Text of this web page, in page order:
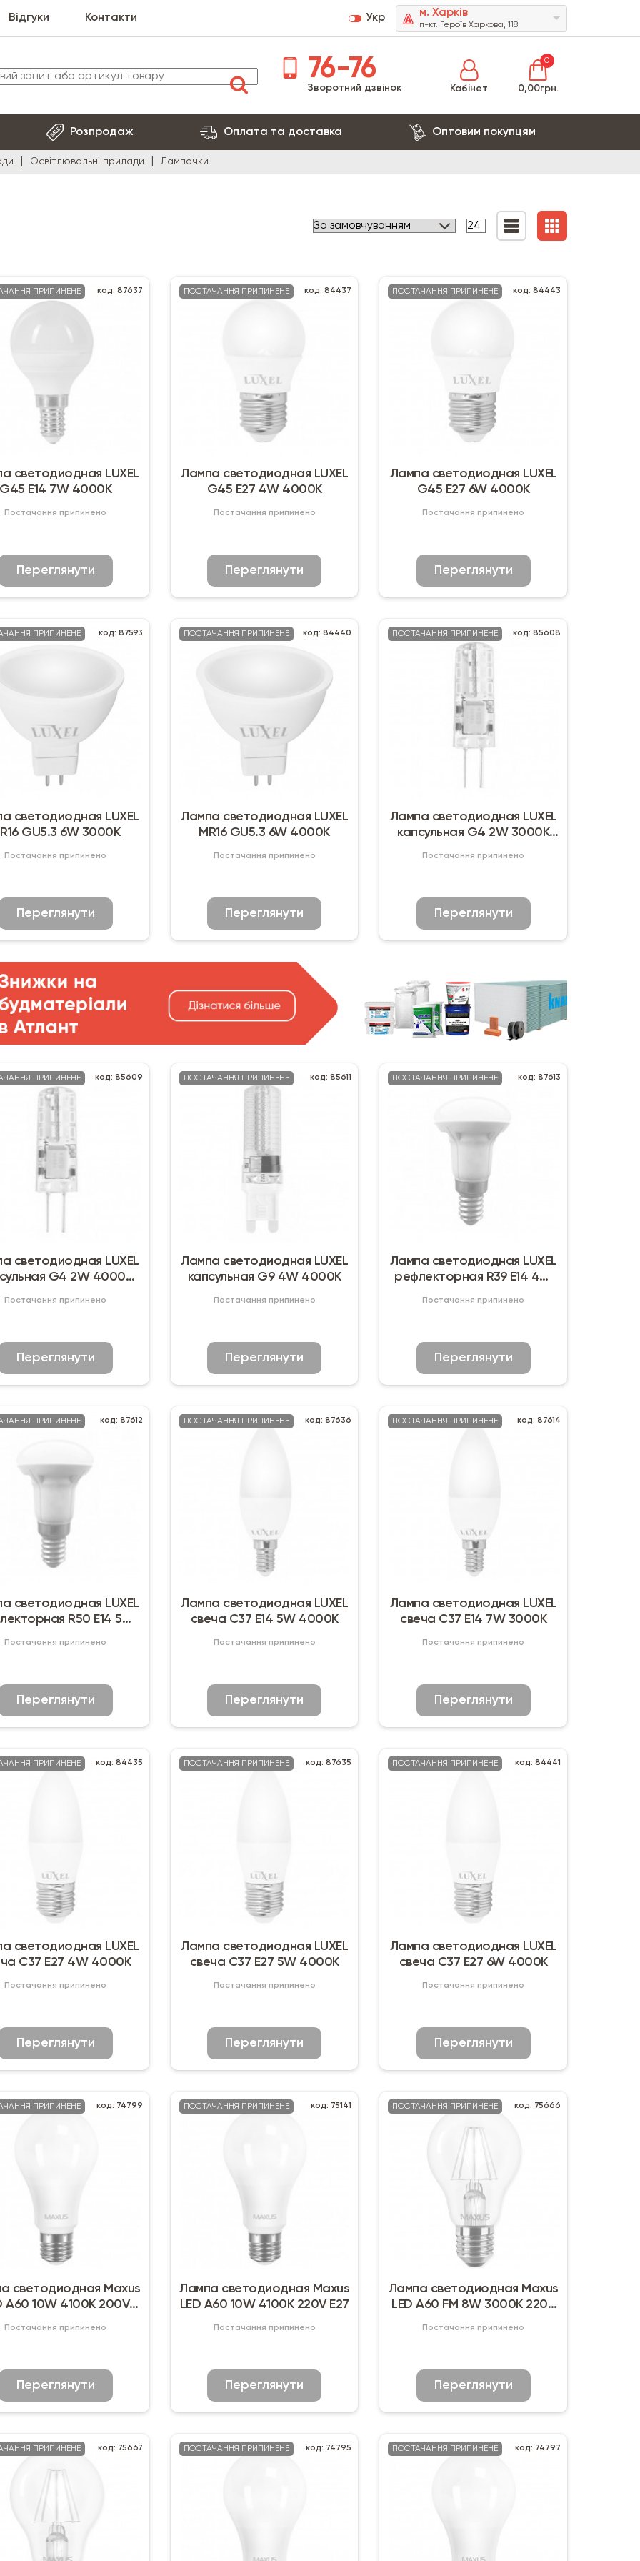
Відгуки Контакти Укр м. Харків
п-кт. Героїв Харкова, 118
76-76
Зворотний дзвінок Кабінет
0
0,00грн.
Розпродаж Оплата та доставка Оптовим покупцям
Освітлювальні прилади Лампочки
ПРИПИНЕНЕ код: 87637
светодиодная LUXEL
G45 Е14 7W 4000К
Постачання припинено
Переглянути
ПОСТАЧАННЯ ПРИПИНЕНЕ код: 84437
Лампа светодиодная LUXEL
G45 Е27 4W 4000К
Постачання припинено
Переглянути
ПОСТАЧАННЯ ПРИПИНЕНЕ код: 84443
Лампа светодиодная LUXEL
G45 Е27 6W 4000К
Постачання припинено
Переглянути
ПРИПИНЕНЕ код: 87593
светодиодная LUXEL
GU5.3 6W 3000К
Постачання припинено
Переглянути
ПОСТАЧАННЯ ПРИПИНЕНЕ код: 84440
Лампа светодиодная LUXEL
MR16 GU5.3 6W 4000К
Постачання припинено
Переглянути
ПОСТАЧАННЯ ПРИПИНЕНЕ код: 85608
Лампа светодиодная LUXEL
капсульная G4 2W 3000K
Постачання припинено
Переглянути
ПРИПИНЕНЕ код: 85609
светодиодная LUXEL
G4 2W 4000K
Постачання припинено
Переглянути
ПОСТАЧАННЯ ПРИПИНЕНЕ код: 85611
Лампа светодиодная LUXEL
капсульная G9 4W 4000K
Постачання припинено
Переглянути
ПОСТАЧАННЯ ПРИПИНЕНЕ код: 87613
Лампа светодиодная LUXEL
рефлекторная R39 E14 4W
Постачання припинено
Переглянути
ПРИПИНЕНЕ код: 87612
светодиодная LUXEL
R50 E14 5W
Постачання припинено
Переглянути
ПОСТАЧАННЯ ПРИПИНЕНЕ код: 87636
Лампа светодиодная LUXEL
свеча C37 Е14 5W 4000К
Постачання припинено
Переглянути
ПОСТАЧАННЯ ПРИПИНЕНЕ код: 87614
Лампа светодиодная LUXEL
свеча C37 Е14 7W 3000К
Постачання припинено
Переглянути
ПРИПИНЕНЕ код: 84435
светодиодная LUXEL
C37 Е27 4W 4000К
Постачання припинено
Переглянути
ПОСТАЧАННЯ ПРИПИНЕНЕ код: 87635
Лампа светодиодная LUXEL
свеча C37 Е27 5W 4000К
Постачання припинено
Переглянути
ПОСТАЧАННЯ ПРИПИНЕНЕ код: 84441
Лампа светодиодная LUXEL
свеча C37 Е27 6W 4000К
Постачання припинено
Переглянути
ПРИПИНЕНЕ код: 74799
светодиодная Maxus
A60 10W 4100K 200V
Постачання припинено
Переглянути
ПОСТАЧАННЯ ПРИПИНЕНЕ код: 75141
Лампа светодиодная Maxus
LED A60 10W 4100K 220V E27
Постачання припинено
Переглянути
ПОСТАЧАННЯ ПРИПИНЕНЕ код: 75666
Лампа светодиодная Maxus
LED A60 FM 8W 3000K 220V
Постачання припинено
Переглянути
ПРИПИНЕНЕ код: 75667 ПОСТАЧАННЯ ПРИПИНЕНЕ код: 74795 ПОСТАЧАННЯ ПРИПИНЕНЕ код: 74797